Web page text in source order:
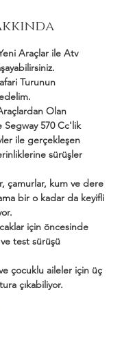
Araçlar ile Atv
Turunun
Olan
Segway 570 Cc'lik
ile gerçekleşen
sürüşler
çamurlar, kum ve dere
bir o kadar da keyifli
için öncesinde
test sürüşü
çocuklu aileler için üç
çıkabiliyor.